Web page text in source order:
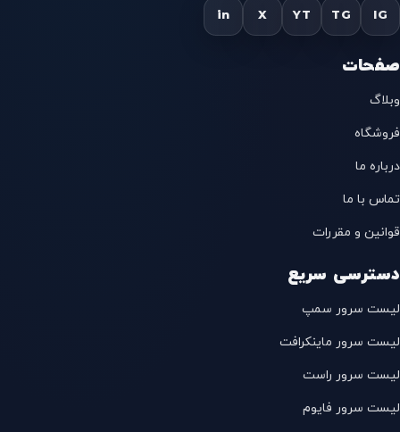
IG
TG
YT
X
in
صفحات
وبلاگ
فروشگاه
درباره ما
تماس با ما
قوانین و مقررات
دسترسی سریع
لیست سرور سمپ
لیست سرور ماینکرافت
لیست سرور راست
لیست سرور فایوم